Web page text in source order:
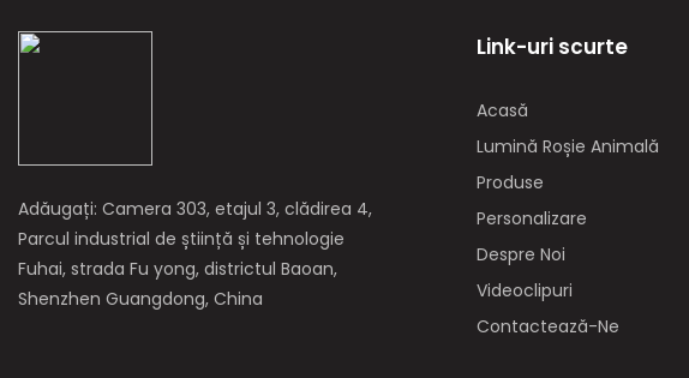
Adăugați: Camera 303, etajul 3, clădirea 4,
Parcul industrial de știință și tehnologie
Fuhai, strada Fu yong, districtul Baoan,
Shenzhen Guangdong, China
Link-uri scurte
Acasă
Lumină Roșie Animală
Produse
Personalizare
Despre Noi
Videoclipuri
Contactează-Ne